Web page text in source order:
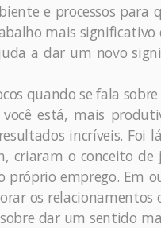
e processos para
mais
a dar um novo
quando se fala sobre
está, mais
incríveis. Foi
criaram o conceito
emprego. Em
os relacionamentos
dar um sentido